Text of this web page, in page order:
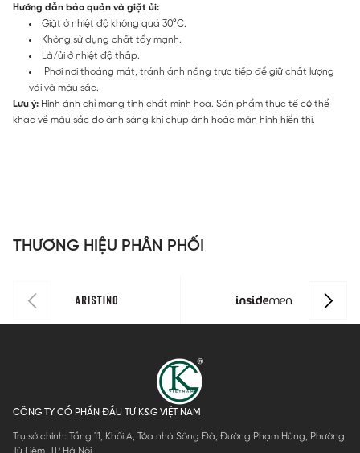
Hướng dẫn bảo quản và giặt ủi:
Giặt ở nhiệt độ không quá 30°C.
Không sử dụng chất tẩy mạnh.
Là/ủi ở nhiệt độ thấp.
Phơi nơi thoáng mát, tránh ánh nắng trực tiếp để giữ chất lượng
vải và màu sắc.
Lưu ý: Hình ảnh chỉ mang tính chất minh họa. Sản phẩm thực tế có thể
khác về màu sắc do ánh sáng khi chụp ảnh hoặc màn hình hiển thị.
THƯƠNG HIỆU PHÂN PHỐI
CÔNG TY CỔ PHẦN ĐẦU TƯ K&G VIỆT NAM
Trụ sở chính: Tầng 11, Khối A, Tòa nhà Sông Đà, Đường Phạm Hùng, Phường
Từ Liêm, TP Hà Nội